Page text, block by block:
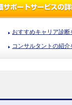
おすすめキャリア診断
コンサルタントの紹介